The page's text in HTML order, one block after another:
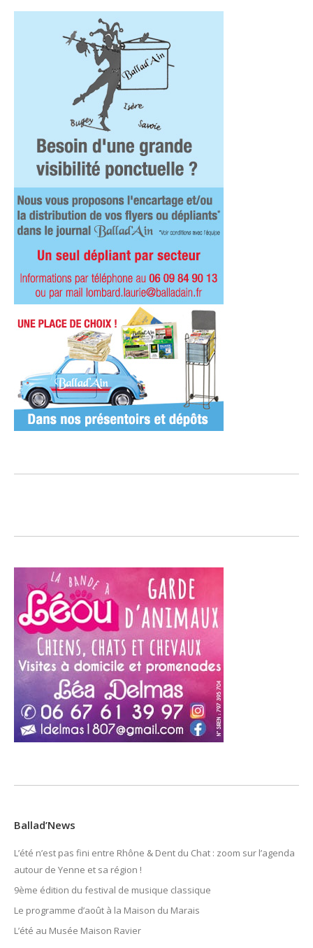
Ballad’News
L’été n’est pas fini entre Rhône & Dent du Chat : zoom sur l’agenda
autour de Yenne et sa région !
9ème édition du festival de musique classique
Le programme d’août à la Maison du Marais
L’été au Musée Maison Ravier